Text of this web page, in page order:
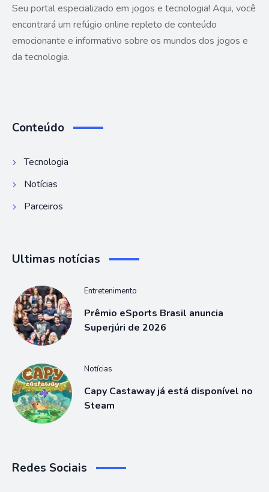
Seu portal especializado em jogos e tecnologia! Aqui, você
encontrará um refúgio online repleto de conteúdo
emocionante e informativo sobre os mundos dos jogos e
da tecnologia.
Conteúdo
Tecnologia
Notícias
Parceiros
Ultimas notícias
Entretenimento
Prêmio eSports Brasil anuncia
Superjúri de 2026
Notícias
Capy Castaway já está disponível no
Steam
Redes Sociais